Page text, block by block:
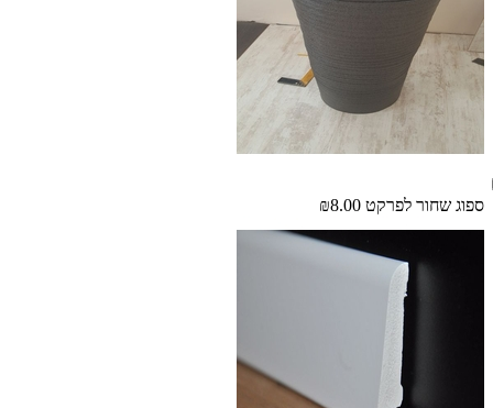
ספוג שחור לפרקט ₪8.00